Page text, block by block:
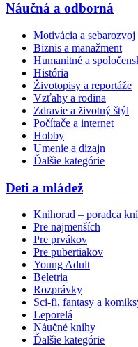
Náučná a odborná
Motivácia a sebarozvoj
Biznis a manažment
Humanitné a
História
Životopisy a reportáže
Vzťahy a rodina
Zdravie a životný štýl
Počítače a internet
Hobby
Umenie a dizajn
Ďalšie kategórie
Deti a mládež
Knihorad – poradca
Pre najmenších
Pre prvákov
Pre pubertiakov
Young Adult
Beletria
Rozprávky
Sci-fi, fantasy a
Leporelá
Náučné knihy
Ďalšie kategórie